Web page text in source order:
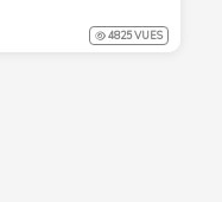
4825 VUES